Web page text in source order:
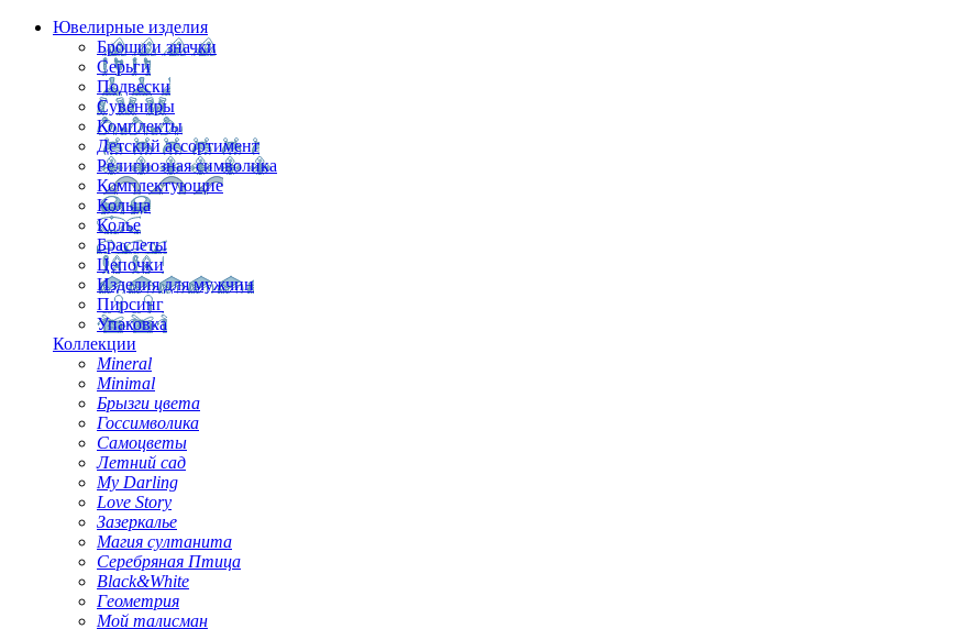
Ювелирные изделия
Броши и значки
Серьги
Подвески
Сувениры
Комплекты
Детский ассортимент
Религиозная символика
Комплектующие
Кольца
Колье
Браслеты
Цепочки
Изделия для мужчин
Пирсинг
Упаковка
Коллекции
Mineral
Minimal
Брызги цвета
Госсимволика
Самоцветы
Летний сад
My Darling
Love Story
Зазеркалье
Магия султанита
Серебряная Птица
Black&White
Геометрия
Мой талисман